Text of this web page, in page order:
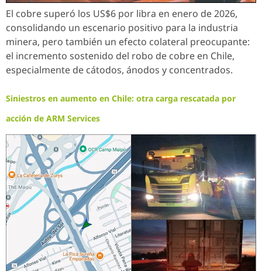
El cobre superó los US$6 por libra en enero de 2026,
consolidando un escenario positivo para la industria
minera, pero también un efecto colateral preocupante:
el incremento sostenido del robo de cobre en Chile,
especialmente de cátodos, ánodos y concentrados.
Siniestros en aumento en Chile: otra carga rescatada por
acción de ARM Services